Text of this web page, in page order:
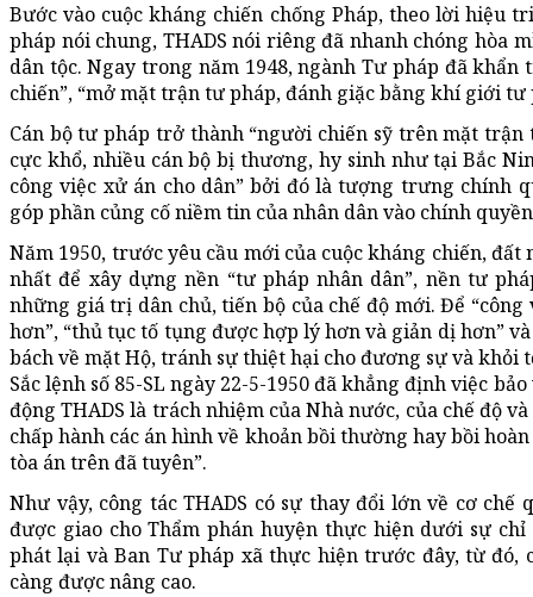
Bước vào cuộc kháng chiến chống Pháp, theo lời hiệu
pháp nói chung, THADS nói riêng đã nhanh chóng hòa
dân tộc. Ngay trong năm 1948, ngành Tư pháp đã
chiến”, “mở mặt trận tư pháp, đánh giặc bằng khí giới tư
Cán bộ tư pháp trở thành “người chiến sỹ trên mặt
cực khổ, nhiều cán bộ bị thương, hy sinh như tại Bắc
công việc xử án cho dân” bởi đó là tượng trưng chính
góp phần củng cố niềm tin của nhân dân vào chính
Năm 1950, trước yêu cầu mới của cuộc kháng chiến,
nhất để xây dựng nền “tư pháp nhân dân”, nền tư
những giá trị dân chủ, tiến bộ của chế độ mới. Để
hơn”, “thủ tục tố tụng được hợp lý hơn và giản dị hơn”
bách về mặt Hộ, tránh sự thiệt hại cho đương sự và khỏi
Sắc lệnh số 85-SL ngày 22-5-1950 đã khẳng định việc
động THADS là trách nhiệm của Nhà nước, của chế độ
chấp hành các án hình về khoản bồi thường hay bồi
tòa án trên đã tuyên”.
Như vậy, công tác THADS có sự thay đổi lớn về cơ chế
được giao cho Thẩm phán huyện thực hiện dưới sự
phát lại và Ban Tư pháp xã thực hiện trước đây, từ đó,
càng được nâng cao.